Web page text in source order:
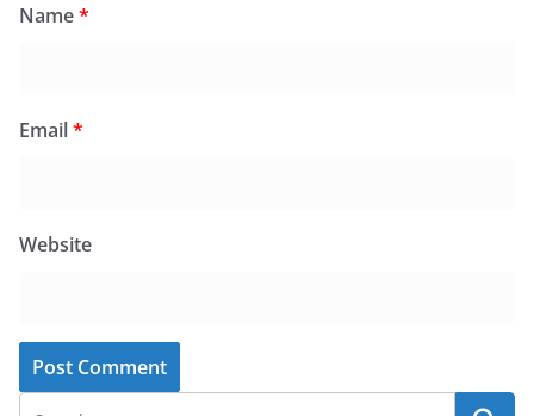
Name*
Email*
Website